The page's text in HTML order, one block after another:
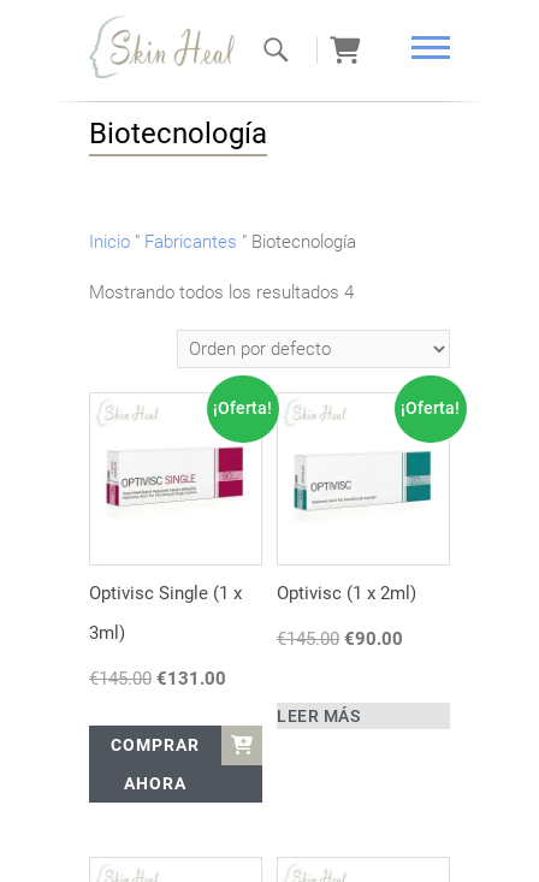
Curación de
la piel
Biotecnología
Inicio " Fabricantes " Biotecnología
Mostrando todos los resultados 4
¡Oferta!
Optivisc Single (1 x
3ml)
€145.00 El
original
era:
€145.00.
€131.00
actual
es:
COMPRAR
AHORA
¡Oferta!
Optivisc (1 x 2ml)
€145.00 El
era:
€90.00
LEER MÁS